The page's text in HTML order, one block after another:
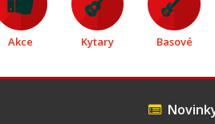
Akce Kytary Basové